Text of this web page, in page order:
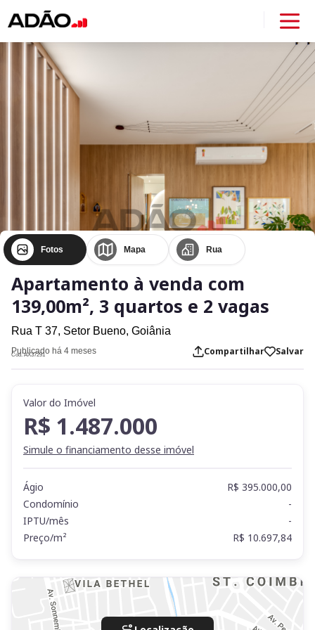
Fotos Mapa Rua
Apartamento à venda com
139,00m², 3 quartos e 2 vagas
Rua T 37, Setor Bueno, Goiânia
Publicado há 4 meses
Cod. AX37291 Compartilhar Salvar
Valor do Imóvel
R$ 1.487.000
Simule o financiamento desse imóvel
Ágio
R$ 395.000,00
Condomínio
-
IPTU/mês
-
Preço/m²
R$ 10.697,84